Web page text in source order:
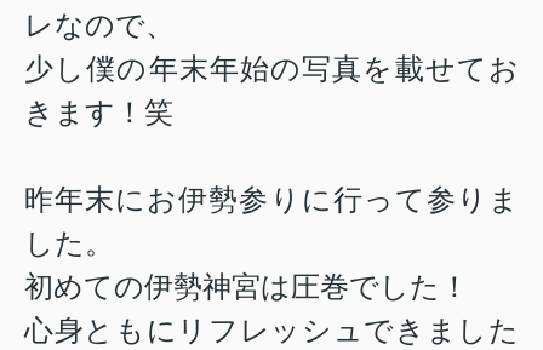
レなので、
少し僕の年末年始の写真を載せてお
きます！笑
昨年末にお伊勢参りに行って参りま
した。
初めての伊勢神宮は圧巻でした！
心身ともにリフレッシュできました